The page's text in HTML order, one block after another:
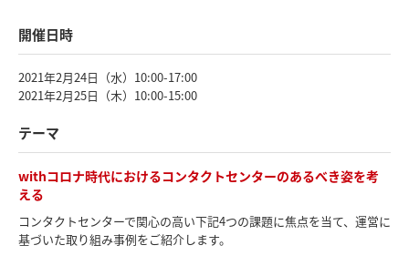
開催日時
2021年2月24日（水）10:00-17:00
2021年2月25日（木）10:00-15:00
テーマ
withコロナ時代におけるコンタクトセンターのあるべき姿を考
える
コンタクトセンターで関心の高い下記4つの課題に焦点を当て、運営に
基づいた取り組み事例をご紹介します。